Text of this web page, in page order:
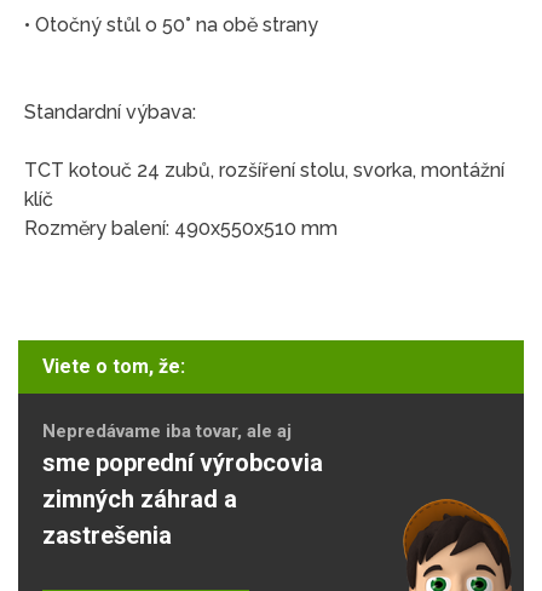
• Otočný stůl o 50° na obě strany
Standardní výbava:
TCT kotouč 24 zubů, rozšíření stolu, svorka, montážní
klíč
Rozměry balení: 490x550x510 mm
Viete o tom, že:
Nepredávame iba tovar, ale aj
sme poprední výrobcovia
zimných záhrad a
zastrešenia